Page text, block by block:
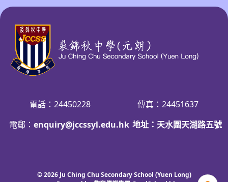
電話：24450228
傳真：24451637
電郵： enquiry@jccssyl.edu.hk 地址：天水圍天湖路五號
© 2026 Ju Ching Chu Secondary School (Yuen Long)